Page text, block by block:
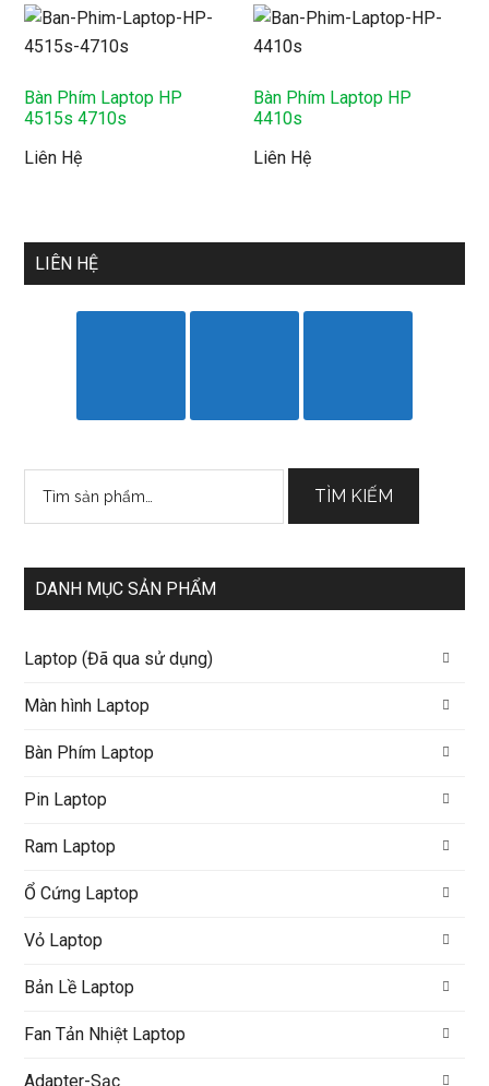
Bàn Phím Laptop HP
4515s 4710s
Liên Hệ
Bàn Phím Laptop HP
4410s
Liên Hệ
LIÊN HỆ
TÌM KIẾM
DANH MỤC SẢN PHẨM
Laptop (Đã qua sử dụng)
Màn hình Laptop
Bàn Phím Laptop
Pin Laptop
Ram Laptop
Ổ Cứng Laptop
Vỏ Laptop
Bản Lề Laptop
Fan Tản Nhiệt Laptop
Adapter-Sạc